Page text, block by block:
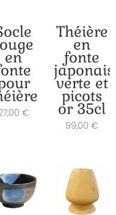
en
€
Théière
en
fonte
verte et
picots
or 35cl
99,00 €